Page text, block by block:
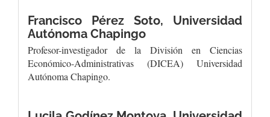
Francisco Pérez Soto, Universidad
Autónoma Chapingo
Profesor-investigador de la División en Ciencias
Económico-Administrativas (DICEA) Universidad
Autónoma Chapingo.